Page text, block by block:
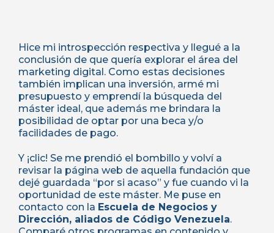
Hice mi introspección respectiva y llegué a la
conclusión de que quería explorar el área del
marketing digital. Como estas decisiones
también implican una inversión, armé mi
presupuesto y emprendí la búsqueda del
máster ideal, que además me brindara la
posibilidad de optar por una beca y/o
facilidades de pago.
Y ¡clic! Se me prendió el bombillo y volví a
revisar la página web de aquella fundación que
dejé guardada “por si acaso” y fue cuando vi la
oportunidad de este máster. Me puse en
contacto con la Escuela de Negocios y
Dirección, aliados de Código Venezuela.